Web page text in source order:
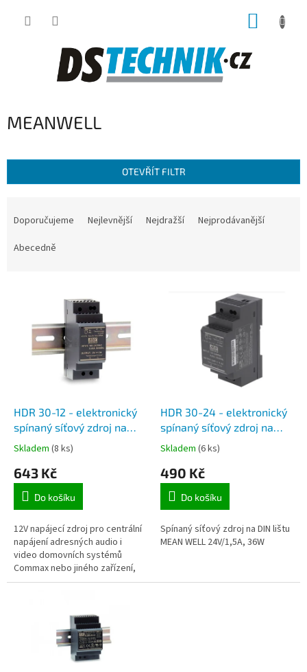
MEANWELL
OTEVŘÍT FILTR
Doporučujeme Nejlevnější Nejdražší
Nejprodávanější
Abecedně
HDR 30-12 - elektronický
spínaný síťový zdroj na
DIN lištu MEAN WELL
12V/2A, 30W
Skladem (8 ks)
643 Kč
Do košíku
12V napájecí zdroj pro centrální
napájení adresných audio i
video domovních systémů
Commax nebo jiného zařízení,
které jsou napájené 12V.
HDR 30-24 - elektronický
spínaný síťový zdroj na
DIN lištu MEAN WELL
24V/1,5A, 36W
Skladem (6 ks)
490 Kč
Do košíku
Spínaný síťový zdroj na DIN lištu
MEAN WELL 24V/1,5A, 36W